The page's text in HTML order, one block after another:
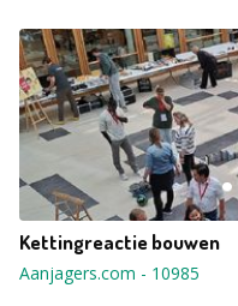
Kettingreactie bouwen
Aanjagers.com - 10985